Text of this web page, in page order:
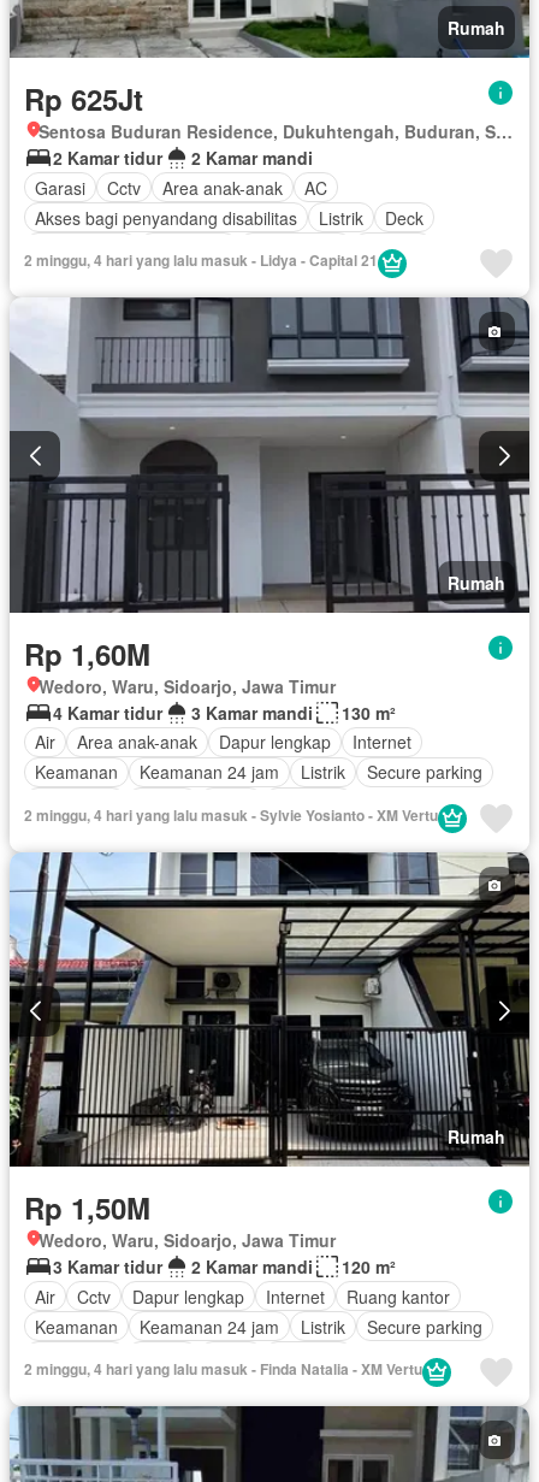
Rumah
Rp 625Jt
Sentosa Buduran Residence, Dukuhtengah, Buduran, Sidoarjo, Jawa Timur
2 Kamar tidur
2 Kamar mandi
Garasi
Cctv Area anak-anak
AC
Akses bagi penyandang disabilitas
Listrik
Deck
Internet
Outdoor entertaining area
Pay TV access
Keamanan
Telephone
Air Wifi Halaman
Kabel video
Tanpa perabotan
2 minggu, 4 hari yang lalu masuk - Lidya - Capital 21
Rumah
Rp 1,60M
Wedoro, Waru, Sidoarjo, Jawa Timur
4 Kamar tidur
3 Kamar mandi
130 m²
Air
Area anak-anak Dapur lengkap
Internet
Keamanan
Keamanan 24 jam Listrik
Secure parking
2 minggu, 4 hari yang lalu masuk - Sylvie Yosianto - XM Vertu
Rumah
Rp 1,50M
Wedoro, Waru, Sidoarjo, Jawa Timur
3 Kamar tidur
2 Kamar mandi
120 m²
Air
Cctv Dapur lengkap Internet
Ruang kantor
Keamanan
Keamanan 24 jam Listrik
Secure parking
2 minggu, 4 hari yang lalu masuk - Finda Natalia - XM Vertu